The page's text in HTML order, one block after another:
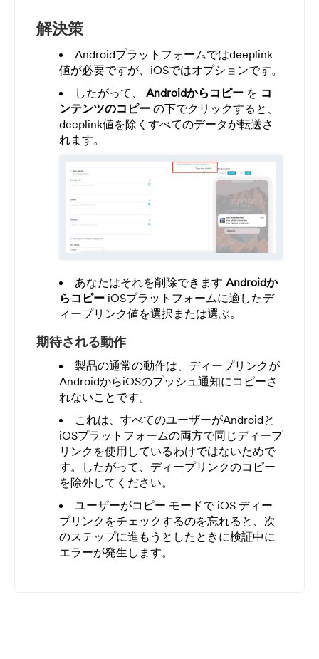
解決策
Androidプラットフォームではdeeplink
値が必要ですが、iOSではオプションです。
したがって、 Androidからコピー を コ
ンテンツのコピー の下でクリックすると、
deeplink値を除くすべてのデータが転送さ
れます。
あなたはそれを削除できます Androidか
らコピー iOSプラットフォームに適したデ
ィープリンク値を選択または選ぶ。
期待される動作
製品の通常の動作は、ディープリンクが
AndroidからiOSのプッシュ通知にコピーさ
れないことです。
これは、すべてのユーザーがAndroidと
iOSプラットフォームの両方で同じディープ
リンクを使用しているわけではないためで
す。したがって、ディープリンクのコピー
を除外してください。
ユーザーがコピー モードで iOS ディー
プリンクをチェックするのを忘れると、次
のステップに進もうとしたときに検証中に
エラーが発生します。